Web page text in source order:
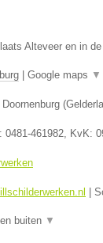
Alteveer en in
Google maps ▼
Doornenburg (
0481-461982, KvK:
buiten ▼